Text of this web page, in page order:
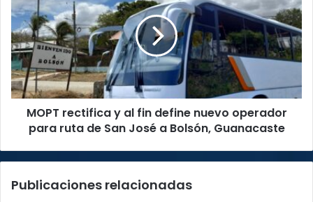
y
fin
define
nuevo
operador
para
ruta
Bolsón,
MOPT rectifica y al fin define nuevo operador
para ruta de San José a Bolsón, Guanacaste
Publicaciones relacionadas